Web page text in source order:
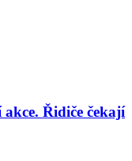
Řidiče čekají